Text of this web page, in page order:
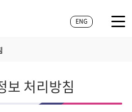
ENG
보 처리방침